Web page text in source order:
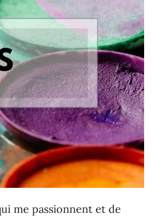
me passionnent et de